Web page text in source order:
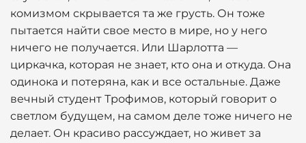
комизмом скрывается та же грусть. Он тоже
пытается найти свое место в мире, но у него
ничего не получается. Или Шарлотта —
циркачка, которая не знает, кто она и откуда. Она
одинока и потеряна, как и все остальные. Даже
вечный студент Трофимов, который говорит о
светлом будущем, на самом деле тоже ничего не
делает. Он красиво рассуждает, но живет за